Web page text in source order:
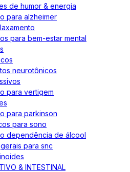
de humor & energia
para alzheimer
para bem-estar mental
neurotônicos
para vertigem
para parkinson
para sono
dependência de álcool
para snc
& INTESTINAL